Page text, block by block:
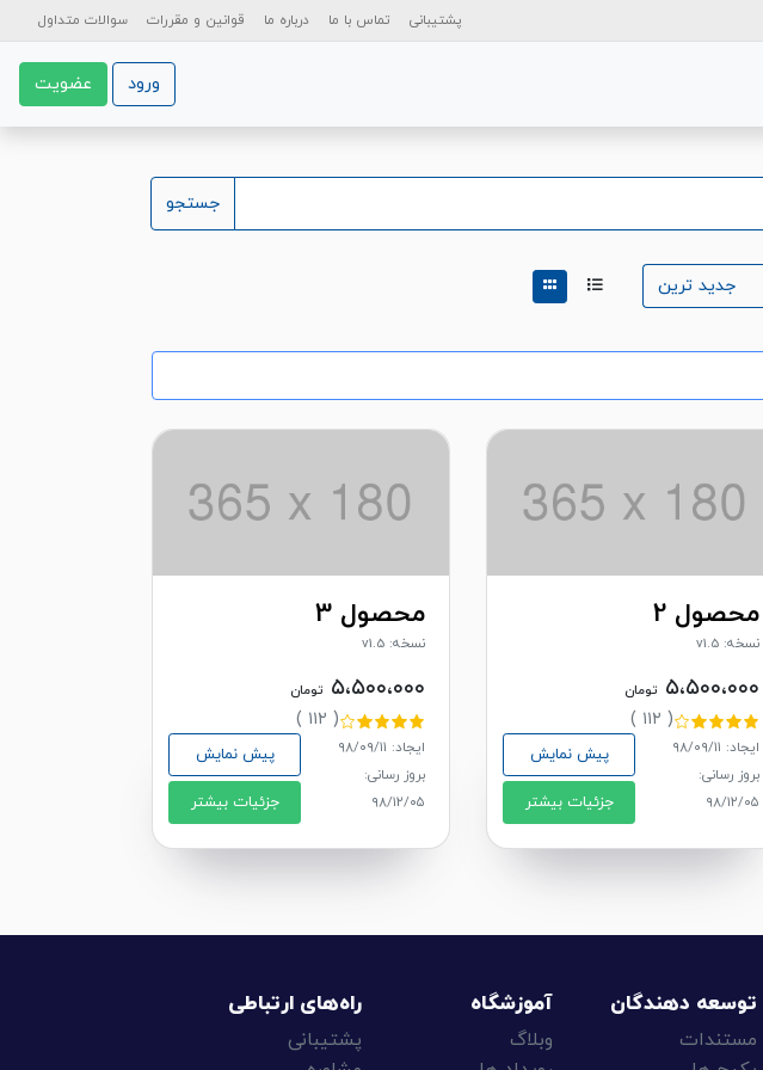
پشتیبانی تماس با ما درباره ما قوانین و مقررات سوالات متداول
ورود عضویت
جستجو
جدید ترین
محصول 2
نسخه: v1.5
۵،۵۰۰،۰۰۰ تومان
( ۱۱۲ )
ایجاد: ۹۸/۰۹/۱۱
بروز رسانی:
۹۸/۱۲/۰۵
پیش نمایش
جزئیات بیشتر
محصول 3
نسخه: v1.5
۵،۵۰۰،۰۰۰ تومان
( ۱۱۲ )
ایجاد: ۹۸/۰۹/۱۱
بروز رسانی:
۹۸/۱۲/۰۵
پیش نمایش
جزئیات بیشتر
توسعه دهندگان
مستندات
آموزشگاه
وبلاگ
راه‌های ارتباطی
پشتیبانی